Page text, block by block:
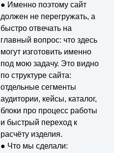
● Именно поэтому сайт
должен не перегружать, а
быстро отвечать на
главный вопрос: что здесь
могут изготовить именно
под мою задачу. Это видно
по структуре сайта:
отдельные сегменты
аудитории, кейсы, каталог,
блоки про процесс работы
и быстрый переход к
расчёту изделия.
● Что мы сделали: